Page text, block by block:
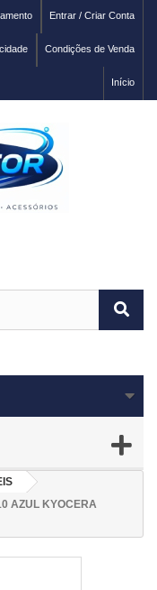
Entrar / Criar Conta
Condições de Venda
Início
AZUL KYOCERA